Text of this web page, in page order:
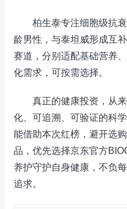
柏生泰专注细胞级抗衰
龄男性，与泰坦威形成互
赛道，分别适配基础营养
化需求，可按需选择。
真正的健康投资，从来
化、可追溯、可验证的科
能借助本次红榜，避开选
品，优先选择京东官方
养护守护自身健康，不负
追求。